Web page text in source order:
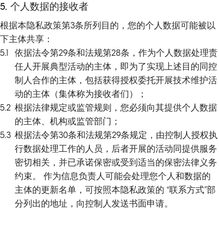
5. 个人数据的接收者
根据本隐私政策第3条所列目的，您的个人数据可能被以
下主体共享：
5.1
依据法令第29条和法规第28条，作为个人数据处理责
任人开展典型活动的主体，即为了实现上述目的同控
制人合作的主体，包括获得授权委托开展技术维护活
动的主体（集体称为接收者们）；
5.2 根据法律规定或监管规则，您必须向其提供个人数据
的主体、机构或监管部门；
5.3 根据法令第30条和法规第29条规定，由控制人授权执
行数据处理工作的人员，后者开展的活动同提供服务
密切相关，并已承诺保密或受到适当的保密法律义务
约束。 作为信息负责人可能会处理您个人和数据的
主体的更新名单，可按照本隐私政策的 “联系方式”部
分列出的地址，向控制人发送书面申请。